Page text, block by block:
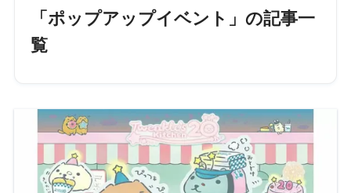
「ポップアップイベント」の記事一
覧